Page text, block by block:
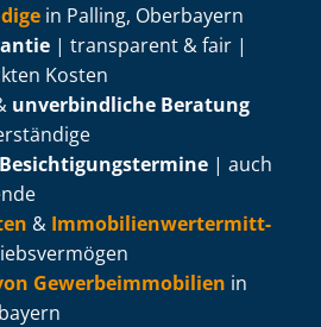
in Palling, Oberbayern
| transparent & fair |
Kosten
unverbindliche Beratung
| auch
& Im­mo­bi­li­en­wert­ermitt­
Ge­wer­be­im­mo­bi­li­en in